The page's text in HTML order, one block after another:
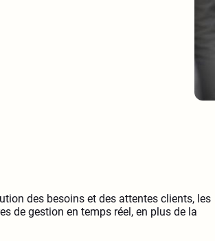
des besoins et des attentes clients, les
de gestion en temps réel, en plus de la